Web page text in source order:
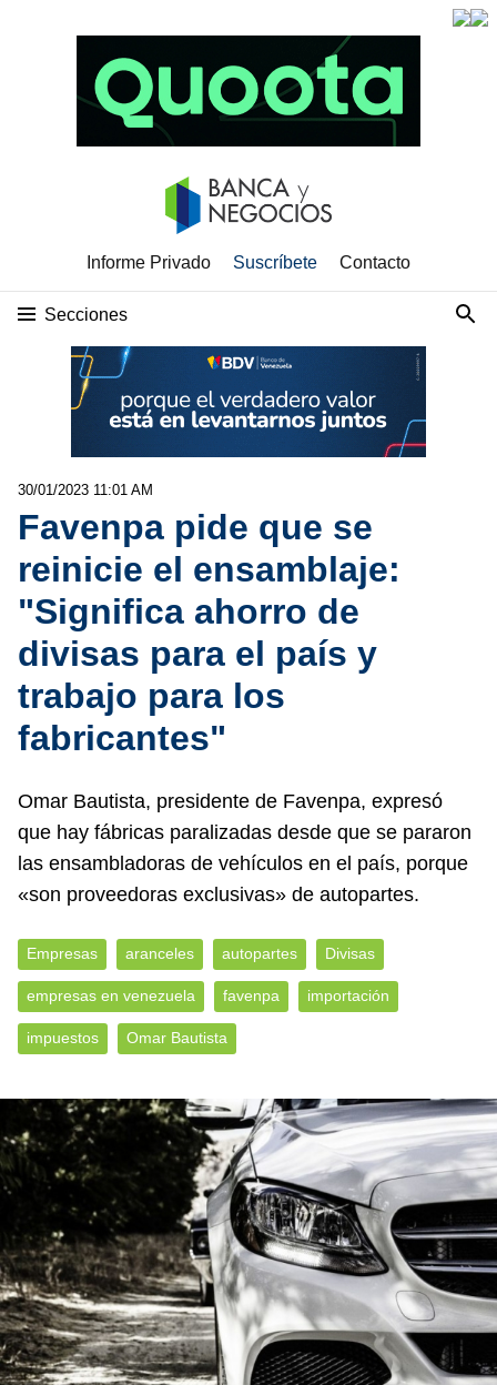
Informe Privado Suscríbete Contacto
Secciones
30/01/2023 11:01 AM
Favenpa pide que se
reinicie el ensamblaje:
"Significa ahorro de
divisas para el país y
trabajo para los
fabricantes"
Omar Bautista, presidente de Favenpa, expresó
que hay fábricas paralizadas desde que se pararon
las ensambladoras de vehículos en el país, porque
«son proveedoras exclusivas» de autopartes.
Empresas aranceles autopartes Divisas
empresas en venezuela favenpa importación
impuestos Omar Bautista